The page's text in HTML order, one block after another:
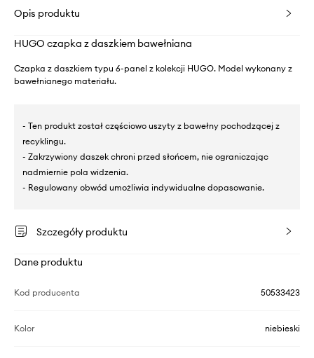
Opis produktu
HUGO czapka z daszkiem bawełniana
Czapka z daszkiem typu 6-panel z kolekcji HUGO. Model wykonany z
bawełnianego materiału.
- Ten produkt został częściowo uszyty z bawełny pochodzącej z
recyklingu.
- Zakrzywiony daszek chroni przed słońcem, nie ograniczając
nadmiernie pola widzenia.
- Regulowany obwód umożliwia indywidualne dopasowanie.
Szczegóły produktu
Dane produktu
Kod producenta 50533423
Kolor niebieski